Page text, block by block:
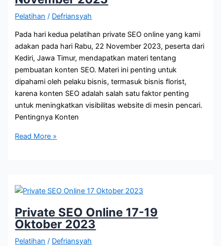
Pelatihan / Defriansyah
Pada hari kedua pelatihan private SEO online yang kami
adakan pada hari Rabu, 22 November 2023, peserta dari
Kediri, Jawa Timur, mendapatkan materi tentang
pembuatan konten SEO. Materi ini penting untuk
dipahami oleh pelaku bisnis, termasuk bisnis florist,
karena konten SEO adalah salah satu faktor penting
untuk meningkatkan visibilitas website di mesin pencari.
Pentingnya Konten
Private
23
November
2023
Read More »
Private SEO Online 17-19
Oktober 2023
Pelatihan / Defriansyah